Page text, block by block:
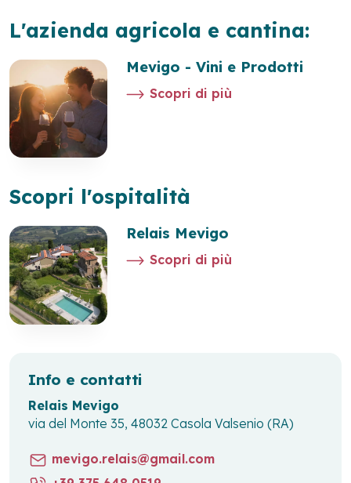
L'azienda agricola e cantina:
Mevigo - Vini e Prodotti
Scopri di più
Scopri l'ospitalità
Relais Mevigo
Scopri di più
Info e contatti
Relais Mevigo
via del Monte 35, 48032 Casola Valsenio (RA)
mevigo.relais@gmail.com